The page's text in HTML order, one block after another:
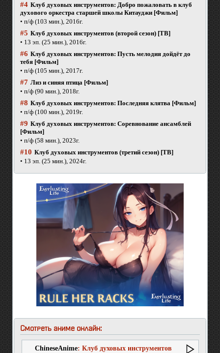
#4 Клуб духовых инструментов: Добро пожаловать в клуб
духового оркестра старшей школы Китауджи [Фильм]
• п/ф (103 мин.), 2016г.
#5 Клуб духовых инструментов (второй сезон) [ТВ]
• 13 эп. (25 мин.), 2016г.
#6 Клуб духовых инструментов: Пусть мелодия дойдёт до
тебя [Фильм]
• п/ф (105 мин.), 2017г.
#7 Лиз и синяя птица [Фильм]
• п/ф (90 мин.), 2018г.
#8 Клуб духовых инструментов: Последняя клятва [Фильм]
• п/ф (100 мин.), 2019г.
#9 Клуб духовых инструментов: Соревнование ансамблей
[Фильм]
• п/ф (58 мин.), 2023г.
#10 Клуб духовых инструментов (третий сезон) [ТВ]
• 13 эп. (25 мин.), 2024г.
Смотреть аниме онлайн:
ChineseAnime: Клуб духовых инструментов